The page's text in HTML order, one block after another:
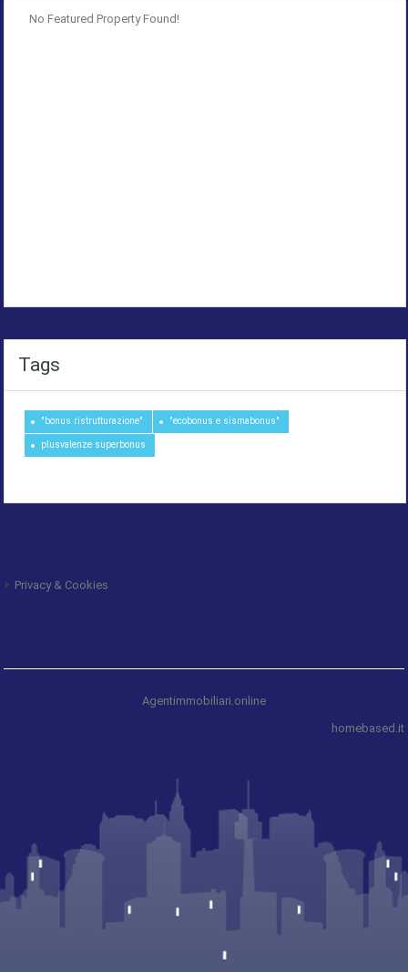
No Featured Property Found!
Tags
"bonus ristrutturazione" "ecobonus e sismabonus"
plusvalenze superbonus
Privacy & Cookies
Agentimmobiliari.online
homebased.it